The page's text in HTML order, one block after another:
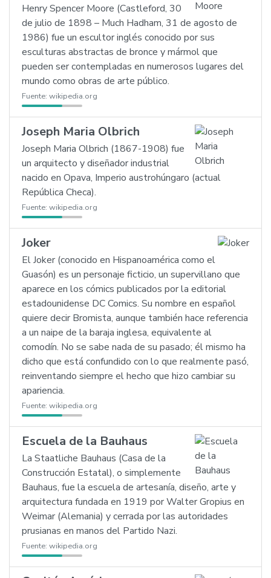
Henry Spencer Moore (Castleford, 30
de julio de 1898 – Much Hadham, 31 de agosto de
1986) fue un escultor inglés conocido por sus
esculturas abstractas de bronce y mármol que
pueden ser contempladas en numerosos lugares del
mundo como obras de arte público.
Fuente: wikipedia.org
Joseph Maria Olbrich
Joseph Maria Olbrich (1867-1908) fue
un arquitecto y diseñador industrial
nacido en Opava, Imperio austrohúngaro (actual
República Checa).
Fuente: wikipedia.org
Joker
El Joker (conocido en Hispanoamérica como el
Guasón) es un personaje ficticio, un supervillano que
aparece en los cómics publicados por la editorial
estadounidense DC Comics. Su nombre en español
quiere decir Bromista, aunque también hace referencia
a un naipe de la baraja inglesa, equivalente al
comodín. No se sabe nada de su pasado; él mismo ha
dicho que está confundido con lo que realmente pasó,
reinventando siempre el hecho que hizo cambiar su
apariencia.
Fuente: wikipedia.org
Escuela de la Bauhaus
La Staatliche Bauhaus (Casa de la
Construcción Estatal), o simplemente
Bauhaus, fue la escuela de artesanía, diseño, arte y
arquitectura fundada en 1919 por Walter Gropius en
Weimar (Alemania) y cerrada por las autoridades
prusianas en manos del Partido Nazi.
Fuente: wikipedia.org